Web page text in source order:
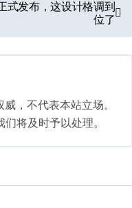
式发布，这设计格调到
位了
，不代表本站立场。
将及时予以处理。